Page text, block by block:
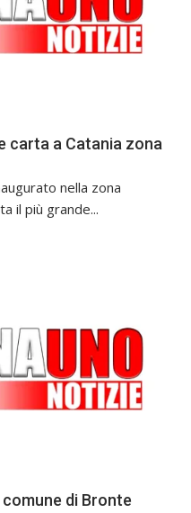
carta a Catania zona
nella zona
il più grande...
di Bronte